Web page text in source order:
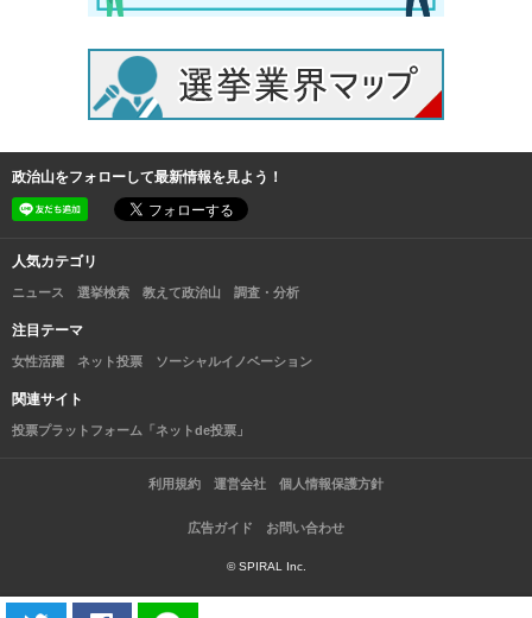
政治山をフォローして最新情報を見よう！
人気カテゴリ
ニュース 選挙検索 教えて政治山 調査・分析
注目テーマ
女性活躍 ネット投票 ソーシャルイノベーション
関連サイト
投票プラットフォーム「ネットde投票」
利用規約 運営会社 個人情報保護方針
広告ガイド お問い合わせ
© SPIRAL Inc.